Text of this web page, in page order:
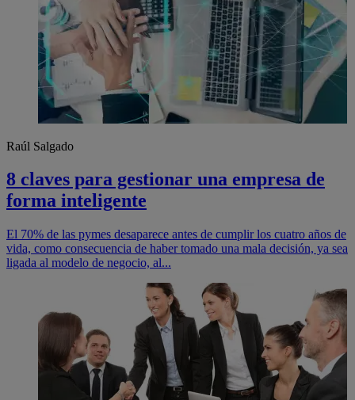
Raúl Salgado
8 claves para gestionar una empresa de
forma inteligente
El 70% de las pymes desaparece antes de cumplir los cuatro años de
vida, como consecuencia de haber tomado una mala decisión, ya sea
ligada al modelo de negocio, al...